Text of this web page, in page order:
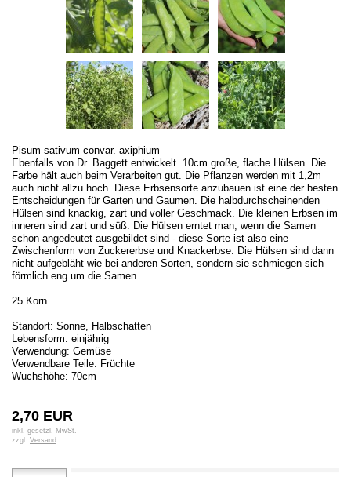
Pisum sativum convar. axiphium
Ebenfalls von Dr. Baggett entwickelt. 10cm große, flache Hülsen. Die
Farbe hält auch beim Verarbeiten gut. Die Pflanzen werden mit 1,2m
auch nicht allzu hoch. Diese Erbsensorte anzubauen ist eine der besten
Entscheidungen für Garten und Gaumen. Die halbdurchscheinenden
Hülsen sind knackig, zart und voller Geschmack. Die kleinen Erbsen im
inneren sind zart und süß. Die Hülsen erntet man, wenn die Samen
schon angedeutet ausgebildet sind - diese Sorte ist also eine
Zwischenform von Zuckererbse und Knackerbse. Die Hülsen sind dann
nicht aufgebläht wie bei anderen Sorten, sondern sie schmiegen sich
förmlich eng um die Samen.
25 Korn
Standort: Sonne, Halbschatten
Lebensform: einjährig
Verwendung: Gemüse
Verwendbare Teile: Früchte
Wuchshöhe: 70cm
2,70 EUR
inkl. gesetzl. MwSt.
zzgl. Versand